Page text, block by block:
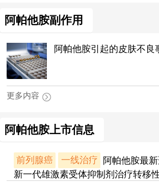
阿帕他胺副作用
阿帕他胺引起的皮肤不良
更多内容
阿帕他胺上市信息
前列腺癌 一线治疗 阿帕他胺最
新一代雄激素受体抑制剂治疗转移